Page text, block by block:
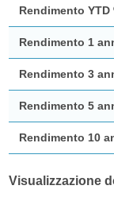
Rendimento YTD
Rendimento 1
Rendimento 3
Rendimento 5
Rendimento 10
Visualizzazione